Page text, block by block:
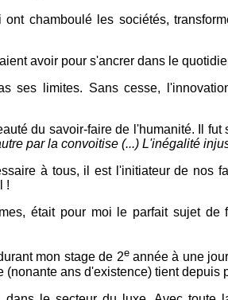
ont chamboulé les sociétés,
avoir pour s'ancrer dans le
limites. Sans cesse,
du savoir-faire de l'humanité. Il
par la convoitise (...) L'inégalité
à tous, il est l'initiateur de nos
!
était pour moi le parfait sujet
mon stage de 2eannée à une
ans d'existence) tient